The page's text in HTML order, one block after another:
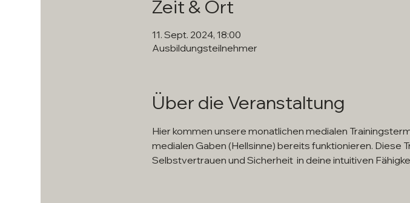
Zeit & Ort
11. Sept. 2024, 18:00
Ausbildungsteilnehmer
Über die Veranstaltung
Hier kommen unsere monatlichen medialen
medialen Gaben (Hellsinne) bereits funktionieren. Diese
Selbstvertrauen und Sicherheit  in deine intuitiven